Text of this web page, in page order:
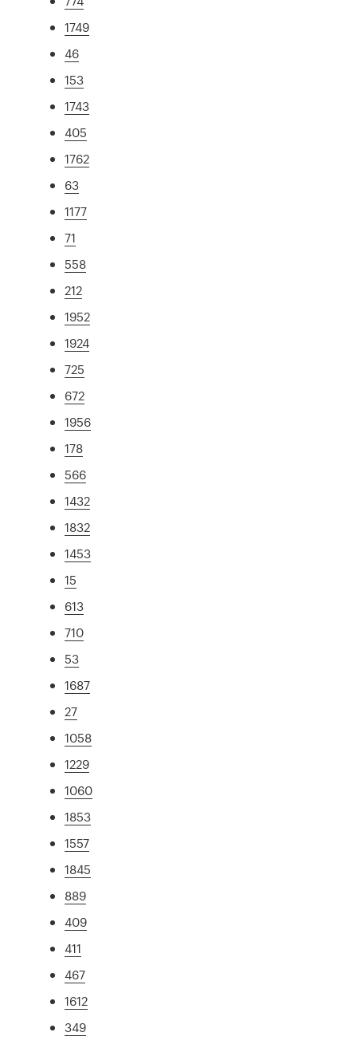
1749
46
153
1743
405
1762
63
1177
71
558
212
1952
1924
725
672
1956
178
566
1432
1832
1453
15
613
710
53
1687
27
1058
1229
1060
1853
1557
1845
889
409
411
467
1612
349